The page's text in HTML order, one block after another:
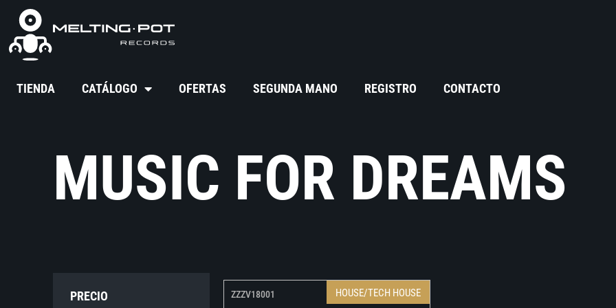
TIENDA CATÁLOGO OFERTAS SEGUNDA MANO REGISTRO CONTACTO
MUSIC FOR DREAMS
PRECIO ZZZV18001 HOUSE/TECH HOUSE